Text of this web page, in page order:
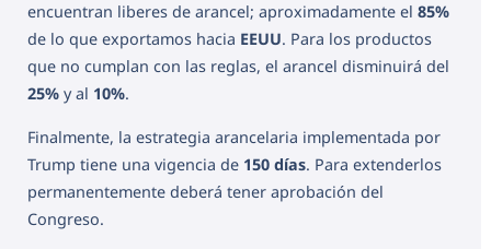
encuentran liberes de arancel; aproximadamente el 85%
de lo que exportamos hacia EEUU. Para los productos
que no cumplan con las reglas, el arancel disminuirá del
25% y al 10%.
Finalmente, la estrategia arancelaria implementada por
Trump tiene una vigencia de 150 días. Para extenderlos
permanentemente deberá tener aprobación del
Congreso.